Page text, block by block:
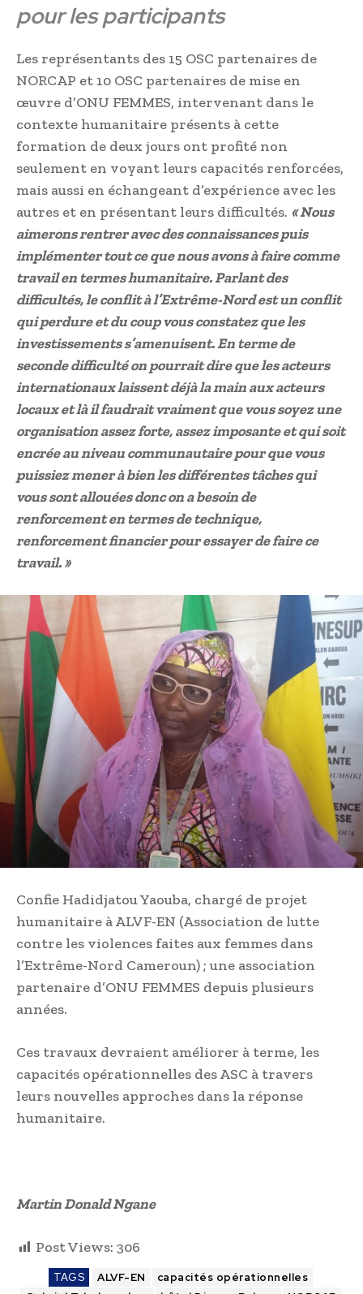
pour les participants
Les représentants des 15 OSC partenaires de
NORCAP et 10 OSC partenaires de mise en
œuvre d’ONU FEMMES, intervenant dans le
contexte humanitaire présents à cette
formation de deux jours ont profité non
seulement en voyant leurs capacités renforcées,
mais aussi en échangeant d’expérience avec les
autres et en présentant leurs difficultés. « Nous
aimerons rentrer avec des connaissances puis
implémenter tout ce que nous avons à faire comme
travail en termes humanitaire. Parlant des
difficultés, le conflit à l’Extrême-Nord est un conflit
qui perdure et du coup vous constatez que les
investissements s’amenuisent. En terme de
seconde difficulté on pourrait dire que les acteurs
internationaux laissent déjà la main aux acteurs
locaux et là il faudrait vraiment que vous soyez une
organisation assez forte, assez imposante et qui soit
encrée au niveau communautaire pour que vous
puissiez mener à bien les différentes tâches qui
vous sont allouées donc on a besoin de
renforcement en termes de technique,
renforcement financier pour essayer de faire ce
travail. »
Confie Hadidjatou Yaouba, chargé de projet
humanitaire à ALVF-EN (Association de lutte
contre les violences faites aux femmes dans
l’Extrême-Nord Cameroun) ; une association
partenaire d’ONU FEMMES depuis plusieurs
années.
Ces travaux devraient améliorer à terme, les
capacités opérationnelles des ASC à travers
leurs nouvelles approches dans la réponse
humanitaire.
Martin Donald Ngane
Post Views: 306
TAGS ALVF-EN
capacités opérationnelles